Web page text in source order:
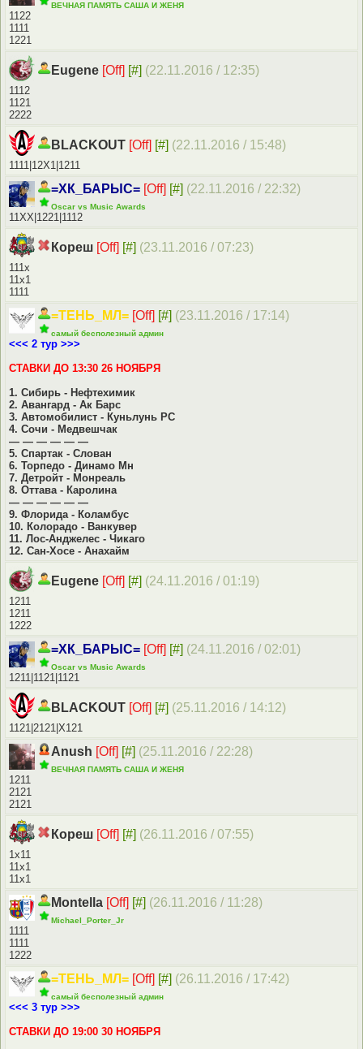
ВЕЧНАЯ ПАМЯТЬ САША И ЖЕНЯ
1122
1111
1221
Eugene [Off] [#] (22.11.2016 / 12:35)
1112
1121
2222
BLACKOUT [Off] [#] (22.11.2016 / 15:48)
1111|12Х1|1211
=ХК_БАРЫС= [Off] [#] (22.11.2016 / 22:32)
Oscаr vs Мusic Аwаrds
11ХХ|1221|1112
Кореш [Off] [#] (23.11.2016 / 07:23)
111х
11х1
1111
=ТЕНЬ_МЛ= [Off] [#] (23.11.2016 / 17:14)
самый бесполезный админ
<<< 2 тур >>>
СТАВКИ ДО 13:30 26 НОЯБРЯ
1. Сибирь - Нефтехимик
2. Авангард - Ак Барс
3. Автомобилист - Куньлунь РС
4. Сочи - Медвешчак
— — — — — —
5. Спартак - Слован
6. Торпедо - Динамо Мн
7. Детройт - Монреаль
8. Оттава - Каролина
— — — — — —
9. Флорида - Коламбус
10. Колорадо - Ванкувер
11. Лос-Анджелес - Чикаго
12. Сан-Хосе - Анахайм
Eugene [Off] [#] (24.11.2016 / 01:19)
1211
1211
1222
=ХК_БАРЫС= [Off] [#] (24.11.2016 / 02:01)
Oscаr vs Мusic Аwаrds
1211|1121|1121
BLACKOUT [Off] [#] (25.11.2016 / 14:12)
1121|2121|Х121
Anush [Off] [#] (25.11.2016 / 22:28)
ВЕЧНАЯ ПАМЯТЬ САША И ЖЕНЯ
1211
2121
2121
Кореш [Off] [#] (26.11.2016 / 07:55)
1х11
11х1
11х1
Montella [Off] [#] (26.11.2016 / 11:28)
Michael_Porter_Jr
1111
1111
1222
=ТЕНЬ_МЛ= [Off] [#] (26.11.2016 / 17:42)
самый бесполезный админ
<<< 3 тур >>>
СТАВКИ ДО 19:00 30 НОЯБРЯ